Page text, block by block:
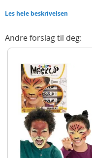
Produktdetaljer
Les hele beskrivelsen
Andre forslag til deg: